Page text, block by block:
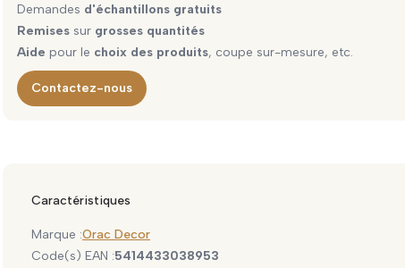
Demandes d'échantillons gratuits
Remises sur grosses quantités
Aide pour le choix des produits, coupe sur-mesure, etc.
Contactez-nous
Caractéristiques
Marque :Orac Decor
Code(s) EAN :5414433038953